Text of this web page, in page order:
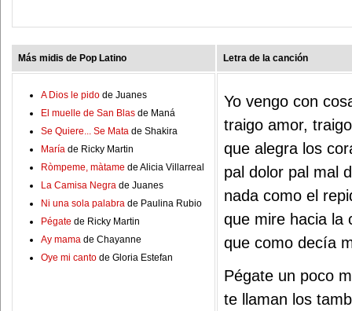
Más midis de Pop Latino Letra de la canción
A Dios le pido de Juanes
El muelle de San Blas de Maná
Se Quiere... Se Mata de Shakira
María de Ricky Martin
Ròmpeme, màtame de Alicia Villarreal
La Camisa Negra de Juanes
Ni una sola palabra de Paulina Rubio
Pégate de Ricky Martin
Ay mama de Chayanne
Oye mi canto de Gloria Estefan
Yo vengo con
traigo amor,
que alegra los
pal dolor pal mal
nada como el
que mire hacia la
que como decía
Pégate un poco
te llaman los